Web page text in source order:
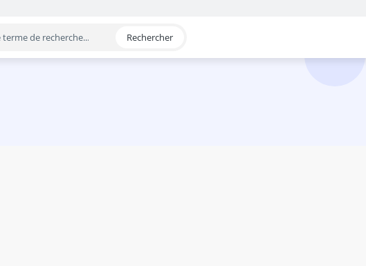
Rechercher